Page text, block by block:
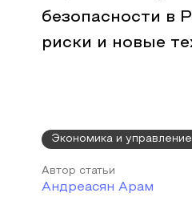
безопасности в
риски и новые
Экономика и управление
Автор статьи
Андреасян Арам